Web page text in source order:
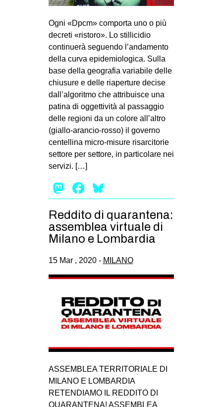
INTERNAZIONALE
AFRICA
AMERICHE
ESTREMO ORIENTE
EUROPA
MEDIO ORIENTE
MONDO
EVENTI
bsky
SEARCH
Ogni «Dpcm» comporta uno o più
decreti «ristoro». Lo stillicidio
continuerà seguendo l’andamento
della curva epidemiologica. Sulla
base della geografia variabile delle
chiusure e delle riaperture decise
dall’algoritmo che attribuisce una
patina di oggettività al passaggio
delle regioni da un colore all’altro
(giallo-arancio-rosso) il governo
centellina micro-misure risarcitorie
settore per settore, in particolare nei
servizi. […]
Mastodon
Facebook
Reddito di quarantena:
assemblea virtuale di
Milano e Lombardia
15 Mar , 2020 - MILANO
ASSEMBLEA TERRITORIALE DI
MILANO E LOMBARDIA
RETENDIAMO IL REDDITO DI
QUARANTENA! ASSEMBLEA